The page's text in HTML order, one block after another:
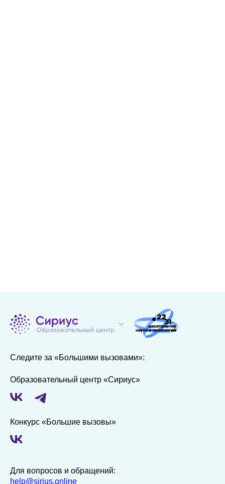
Для вопросов и обращений:
help@sirius.online
Следите за «Большими вызовами»:
Образовательный центр «Сириус»
Конкурс «Большие вызовы»